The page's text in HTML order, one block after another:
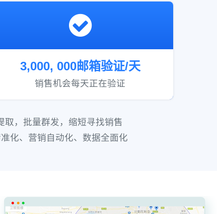
3,000, 000邮箱验证/天
销售机会每天正在验证
，批量群发，缩短寻找销售
化、营销自动化、数据全面化